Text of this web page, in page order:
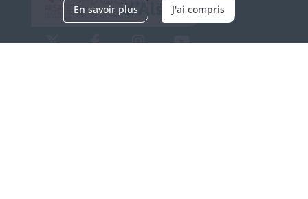
En savoir plus J'ai compris